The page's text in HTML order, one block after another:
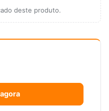
deste produto.